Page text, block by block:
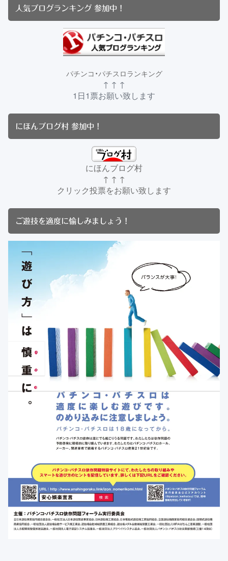
人気ブログランキング 参加中！
パチンコ・パチスロランキング
↑ ↑ ↑
1日1票お願い致します
にほんブログ村 参加中！
にほんブログ村
↑ ↑ ↑
クリック投票をお願い致します
ご遊技を適度に愉しみましょう！